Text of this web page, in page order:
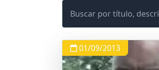
01/09/2013